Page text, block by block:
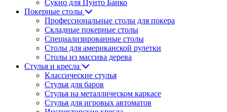
Сукно для Пунто Банко
Покерные столы
Профессиональные столы для покера
Складные покерные столы
Специализированные столы
Столы для американской рулетки
Столы из массива дерева
Стулья и кресла
Классические стулья
Стулья для баров
Стулья на металлическом каркасе
Стулья для игровых автоматов